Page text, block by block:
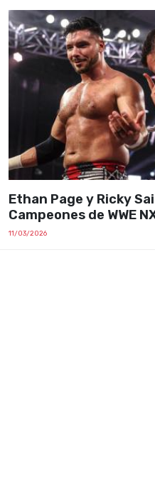
Ethan Page y Ricky
Campeones de WWE
11/03/2026